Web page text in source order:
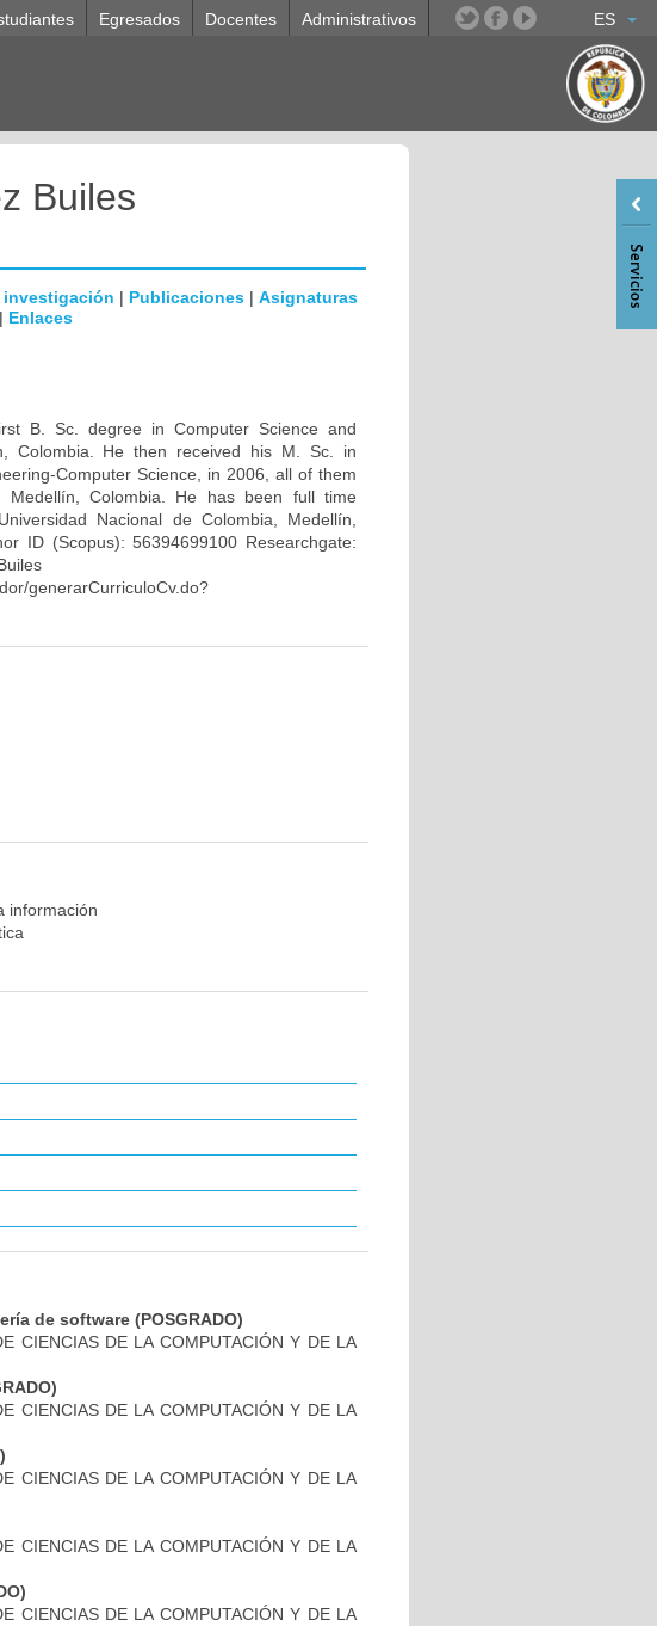
ES
Egresados Docentes Administrativos
Builes
investigación | Publicaciones | Asignaturas
| Enlaces
B. Sc. degree in Computer Science and
Colombia. He then received his M. Sc. in
Computer Science, in 2006, all of them
Colombia. He has been full time
Nacional de Colombia, Medellín,
ID (Scopus): 56394699100 Researchgate:
generarCurriculoCv.do?
información
de software (POSGRADO)
CIENCIAS DE LA COMPUTACIÓN Y DE LA
CIENCIAS DE LA COMPUTACIÓN Y DE LA
CIENCIAS DE LA COMPUTACIÓN Y DE LA
CIENCIAS DE LA COMPUTACIÓN Y DE LA
CIENCIAS DE LA COMPUTACIÓN Y DE LA